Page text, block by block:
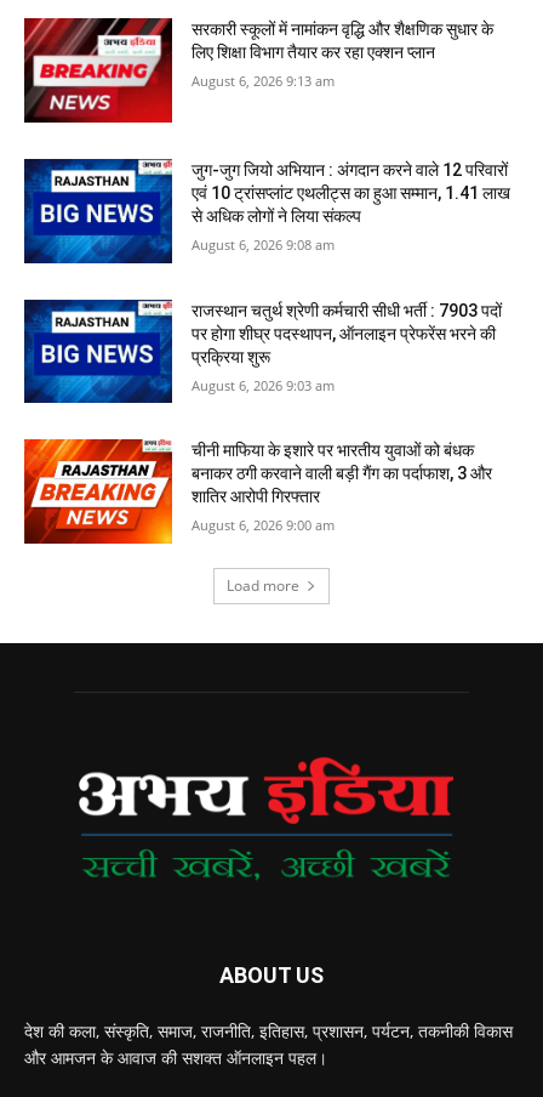
सरकारी स्‍कूलों में नामांकन वृद्धि और शैक्षणिक सुधार के
लिए शिक्षा विभाग तैयार कर रहा एक्शन प्लान
August 6, 2026 9:13 am
जुग-जुग जियो अभियान : अंगदान करने वाले 12 परिवारों
एवं 10 ट्रांसप्लांट एथलीट्स का हुआ सम्मान, 1.41 लाख
से अधिक लोगों ने लिया संकल्प
August 6, 2026 9:08 am
राजस्थान चतुर्थ श्रेणी कर्मचारी सीधी भर्ती : 7903 पदों
पर होगा शीघ्र पदस्थापन, ऑनलाइन प्रेफरेंस भरने की
प्रक्रिया शुरू
August 6, 2026 9:03 am
​चीनी माफिया के इशारे पर भारतीय युवाओं को बंधक
बनाकर ठगी करवाने वाली बड़ी गैंग का पर्दाफाश, 3 और
शातिर आरोपी गिरफ्तार
August 6, 2026 9:00 am
Load more
ABOUT US
देश की कला, संस्‍कृति, समाज, राजनीति, इतिहास, प्रशासन, पर्यटन, तकनीकी विकास
और आमजन के आवाज की सशक्‍त ऑनलाइन पहल।